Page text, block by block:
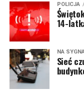
POLICJA
14-
NA
Sieć